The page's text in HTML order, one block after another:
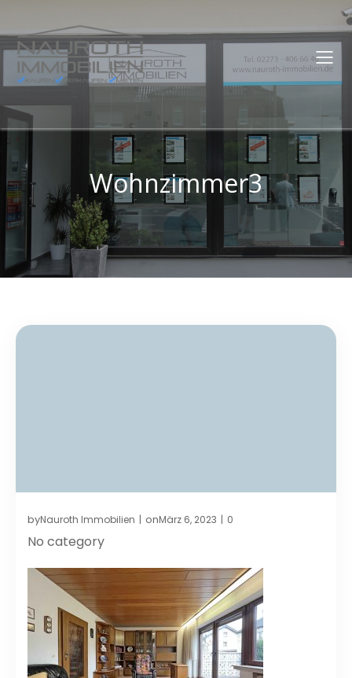
Wohnzimmer3
byNauroth Immobilien | onMärz 6, 2023 | 0
No category